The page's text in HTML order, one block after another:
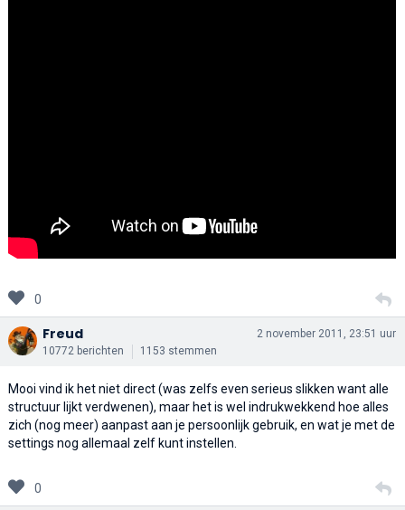
0
Freud
10772 berichten 1153 stemmen
2 november 2011, 23:51 uur
Mooi vind ik het niet direct (was zelfs even serieus slikken want alle
structuur lijkt verdwenen), maar het is wel indrukwekkend hoe alles
zich (nog meer) aanpast aan je persoonlijk gebruik, en wat je met de
settings nog allemaal zelf kunt instellen.
0